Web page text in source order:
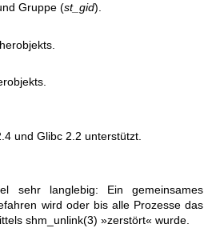
Gruppe (st_gid).
und Glibc 2.2 unterstützt.
sehr langlebig: Ein gemeinsames
wird oder bis alle Prozesse das
shm_unlink(3) »zerstört« wurde.